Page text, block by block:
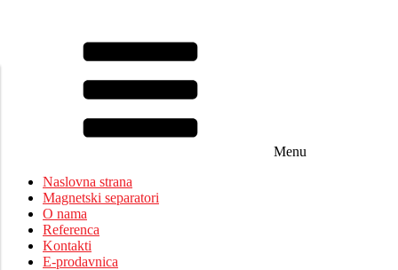
Menu
Naslovna strana
Magnetski separatori
O nama
Referenca
Kontakti
E-prodavnica